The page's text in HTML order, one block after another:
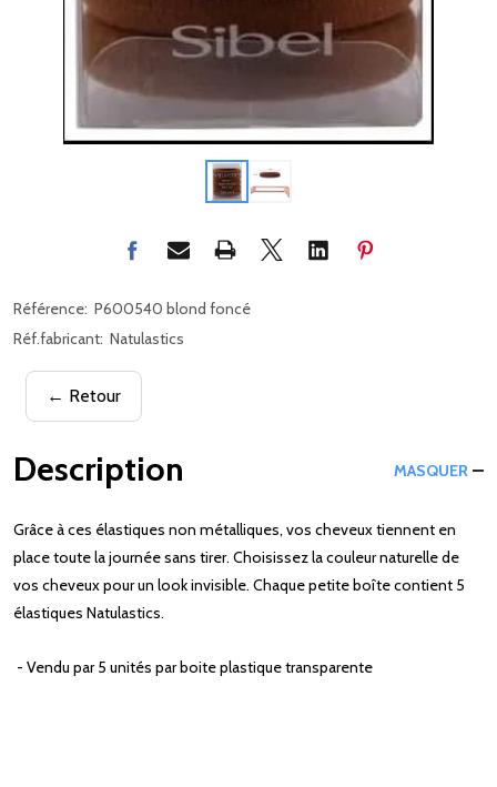
Référence: P600540 blond foncé
Réf.fabricant: Natulastics
← Retour
Description MASQUER
Grâce à ces élastiques non métalliques, vos cheveux tiennent en
place toute la journée sans tirer. Choisissez la couleur naturelle de
vos cheveux pour un look invisible. Chaque petite boîte contient 5
élastiques Natulastics.
- Vendu par 5 unités par boite plastique transparente